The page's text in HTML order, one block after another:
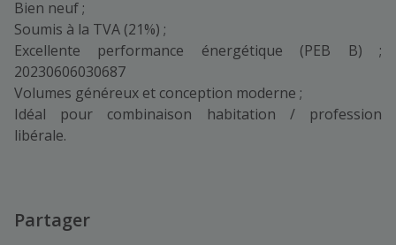
Bien neuf ;
Soumis à la TVA (21%) ;
Excellente performance énergétique (PEB B) ;
20230606030687
Volumes généreux et conception moderne ;
Idéal pour combinaison habitation / profession
libérale.
Partager